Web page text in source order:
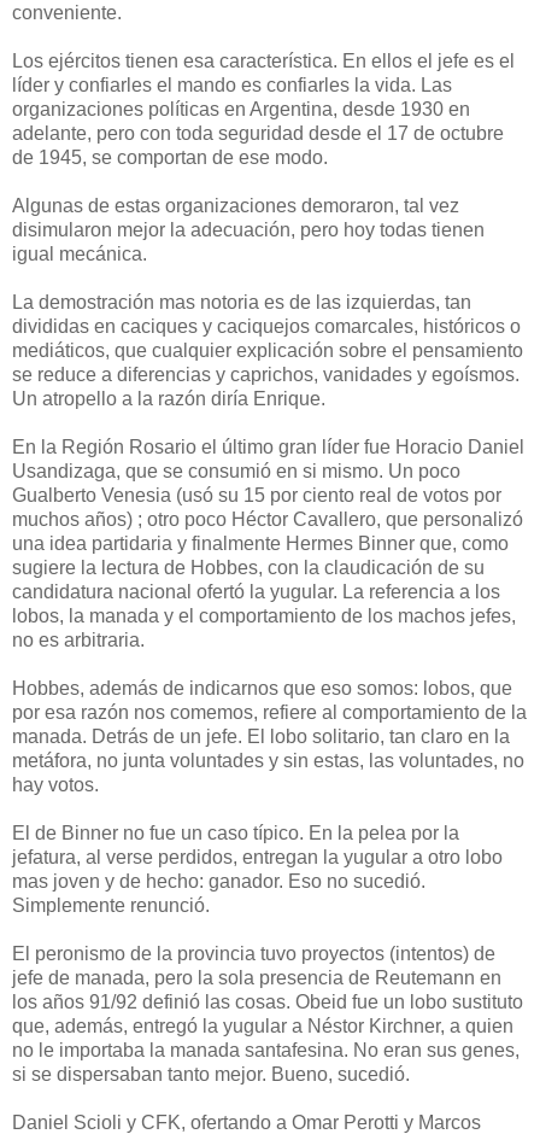
conveniente.
Los ejércitos tienen esa característica. En ellos el jefe es el
líder y confiarles el mando es confiarles la vida. Las
organizaciones políticas en Argentina, desde 1930 en
adelante, pero con toda seguridad desde el 17 de octubre
de 1945, se comportan de ese modo.
Algunas de estas organizaciones demoraron, tal vez
disimularon mejor la adecuación, pero hoy todas tienen
igual mecánica.
La demostración mas notoria es de las izquierdas, tan
divididas en caciques y caciquejos comarcales, históricos o
mediáticos, que cualquier explicación sobre el pensamiento
se reduce a diferencias y caprichos, vanidades y egoísmos.
Un atropello a la razón diría Enrique.
En la Región Rosario el último gran líder fue Horacio Daniel
Usandizaga, que se consumió en si mismo. Un poco
Gualberto Venesia (usó su 15 por ciento real de votos por
muchos años) ; otro poco Héctor Cavallero, que personalizó
una idea partidaria y finalmente Hermes Binner que, como
sugiere la lectura de Hobbes, con la claudicación de su
candidatura nacional ofertó la yugular. La referencia a los
lobos, la manada y el comportamiento de los machos jefes,
no es arbitraria.
Hobbes, además de indicarnos que eso somos: lobos, que
por esa razón nos comemos, refiere al comportamiento de la
manada. Detrás de un jefe. El lobo solitario, tan claro en la
metáfora, no junta voluntades y sin estas, las voluntades, no
hay votos.
El de Binner no fue un caso típico. En la pelea por la
jefatura, al verse perdidos, entregan la yugular a otro lobo
mas joven y de hecho: ganador. Eso no sucedió.
Simplemente renunció.
El peronismo de la provincia tuvo proyectos (intentos) de
jefe de manada, pero la sola presencia de Reutemann en
los años 91/92 definió las cosas. Obeid fue un lobo sustituto
que, además, entregó la yugular a Néstor Kirchner, a quien
no le importaba la manada santafesina. No eran sus genes,
si se dispersaban tanto mejor. Bueno, sucedió.
Daniel Scioli y CFK, ofertando a Omar Perotti y Marcos